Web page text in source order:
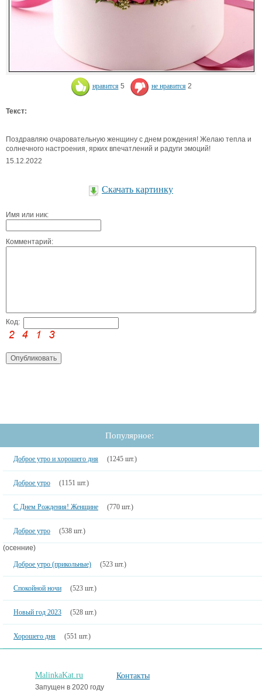
нравится 5 не нравится 2
Текст:
Поздравляю очаровательную женщину с днем рождения! Желаю тепла и
солнечного настроения, ярких впечатлений и радуги эмоций!
15.12.2022
Скачать картинку
Имя или ник:
Комментарий:
Код:
Популярное:
Доброе утро и хорошего дня (1245 шт.)
Доброе утро (1151 шт.)
С Днем Рождения! Женщине (770 шт.)
Доброе утро (538 шт.)
(осенние)
Доброе утро (прикольные)
(523 шт.)
Спокойной ночи (523 шт.)
Новый год 2023 (528 шт.)
Хорошего дня (551 шт.)
MalinkaKat.ru
Запущен в 2020 году
Контакты